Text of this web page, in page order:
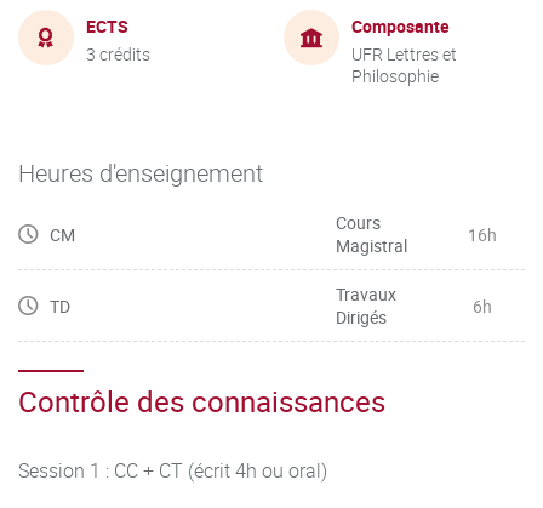
ECTS
3 crédits
Composante
UFR Lettres et
Philosophie
Heures d'enseignement
CM
Cours
Magistral
16h
TD
Travaux
Dirigés
6h
Contrôle des connaissances
Session 1 : CC + CT (écrit 4h ou oral)